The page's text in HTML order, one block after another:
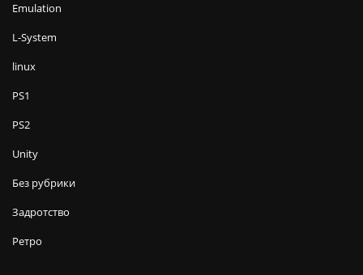
Emulation
L-System
linux
PS1
PS2
Unity
Без рубрики
Задротство
Ретро